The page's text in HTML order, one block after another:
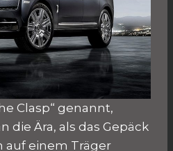
Clasp“ genannt,
die Ära, als das Gepäck
auf einem Träger